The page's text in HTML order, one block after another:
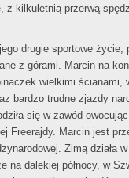
z kilkuletnią przerwą
drugie sportowe życie,
z górami. Marcin na
wielkimi ścianami,
bardzo trudne zjazdy
się w zawód
Freerajdy. Marcin jest
Zimą działa w
na dalekiej północy, w